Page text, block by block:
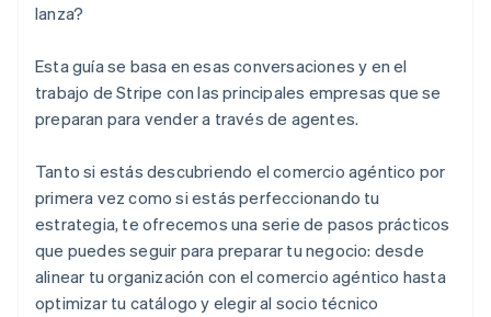
lanza?
Esta guía se basa en esas conversaciones y en el
trabajo de Stripe con las principales empresas que se
preparan para vender a través de agentes.
Tanto si estás descubriendo el comercio agéntico por
primera vez como si estás perfeccionando tu
estrategia, te ofrecemos una serie de pasos prácticos
que puedes seguir para preparar tu negocio: desde
alinear tu organización con el comercio agéntico hasta
optimizar tu catálogo y elegir al socio técnico